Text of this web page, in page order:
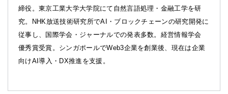
締役。東京工業大学大学院にて自然言語処理・金融工学を研
究。NHK放送技術研究所でAI・ブロックチェーンの研究開発に
従事し、国際学会・ジャーナルでの発表多数。経営情報学会
優秀賞受賞。シンガポールでWeb3企業を創業後、現在は企業
向けAI導入・DX推進を支援。